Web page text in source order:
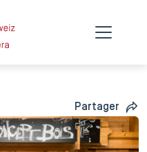
Partager